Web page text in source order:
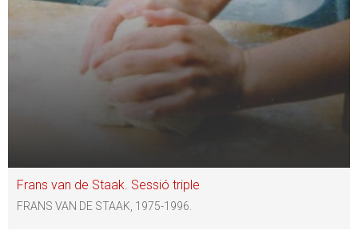
Frans van de Staak. Sessió triple
FRANS VAN DE STAAK, 1975-1996.